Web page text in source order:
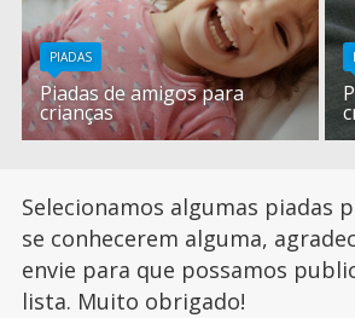
PIADAS
Piadas de amigos para
crianças
Selecionamos algumas piadas
se conhecerem alguma,
envie para que possamos
lista. Muito obrigado!